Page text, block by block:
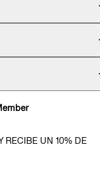
RECIBE UN 10% DE